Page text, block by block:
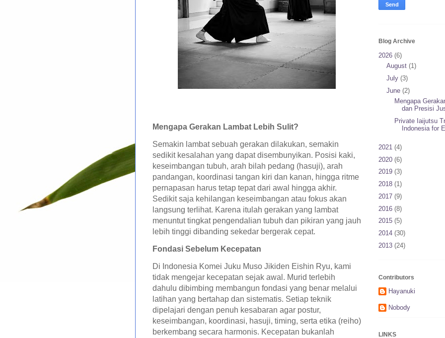
Mengapa Gerakan Lambat Lebih Sulit?
Semakin lambat sebuah gerakan dilakukan, semakin
sedikit kesalahan yang dapat disembunyikan. Posisi kaki,
keseimbangan tubuh, arah bilah pedang (hasuji), arah
pandangan, koordinasi tangan kiri dan kanan, hingga ritme
pernapasan harus tetap tepat dari awal hingga akhir.
Sedikit saja kehilangan keseimbangan atau fokus akan
langsung terlihat. Karena itulah gerakan yang lambat
menuntut tingkat pengendalian tubuh dan pikiran yang jauh
lebih tinggi dibanding sekedar bergerak cepat.
Fondasi Sebelum Kecepatan
Di Indonesia Komei Juku Muso Jikiden Eishin Ryu, kami
tidak mengejar kecepatan sejak awal. Murid terlebih
dahulu dibimbing membangun fondasi yang benar melalui
latihan yang bertahap dan sistematis. Setiap teknik
dipelajari dengan penuh kesabaran agar postur,
keseimbangan, koordinasi, hasuji, timing, serta etika (reiho)
berkembang secara harmonis. Kecepatan bukanlah
Blog Archive
2026 (6)
August (1)
July (3)
June (2)
Mengapa
dan Presisi
Private Iaijutsu
Indonesia for
2021 (4)
2020 (6)
2019 (3)
2018 (1)
2017 (9)
2016 (8)
2015 (5)
2014 (30)
2013 (24)
Contributors
Hayanuki
Nobody
LINKS